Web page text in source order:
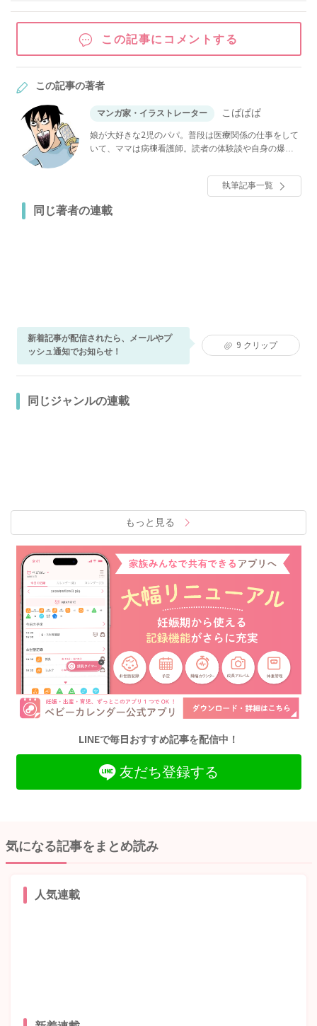
この記事にコメントする
この記事の著者
マンガ家・イラストレーター こばぱぱ
娘が大好きな2児のパパ。普段は医療関係の仕事をして
いて、ママは病棟看護師。読者の体験談や自身の爆笑
執筆記事一覧
同じ著者の連載
新着記事が配信されたら、メールやプ
ッシュ通知でお知らせ！
9 クリップ
同じジャンルの連載
もっと見る
LINEで毎日おすすめ記事を配信中！
友だち登録する
気になる記事をまとめ読み
人気連載